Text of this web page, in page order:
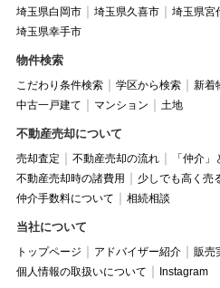
埼玉県白岡市
埼玉県久喜市 埼玉県宮
埼玉県幸手市
物件検索
こだわり条件検索 学区から検索 新着
中古一戸建て
マンション 土地
不動産売却について
売却査定 不動産売却の流れ
「仲介
不動産売却時の諸費用
少しでも高く売
仲介手数料について
相続相談
当社について
トップページ アドバイザー紹介 販売
個人情報の取扱いについて
Instagram